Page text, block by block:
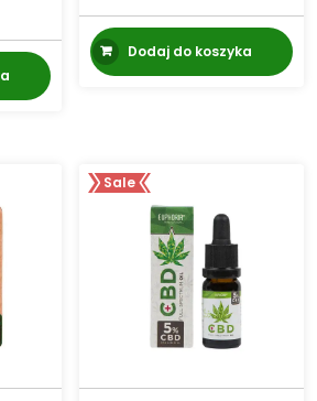
Dodaj do koszyka
Sale